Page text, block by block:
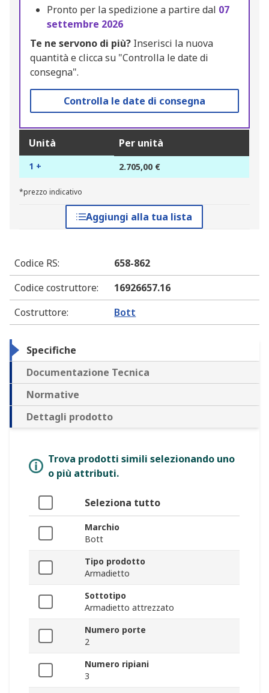
Pronto per la spedizione a partire dal 07
settembre 2026
Te ne servono di più? Inserisci la nuova
quantità e clicca su "Controlla le date di
consegna".
Controlla le date di consegna
Unità Per unità
1 + 2.705,00 €
*prezzo indicativo
Aggiungi alla tua lista
Codice RS:
658-862
Codice costruttore:
16926657.16
Costruttore: Bott
Specifiche
Documentazione Tecnica
Normative
Dettagli prodotto
Trova prodotti simili selezionando uno
o più attributi.
Seleziona tutto
Marchio
Bott
Tipo prodotto
Armadietto
Sottotipo
Armadietto attrezzato
Numero porte
2
Numero ripiani
3